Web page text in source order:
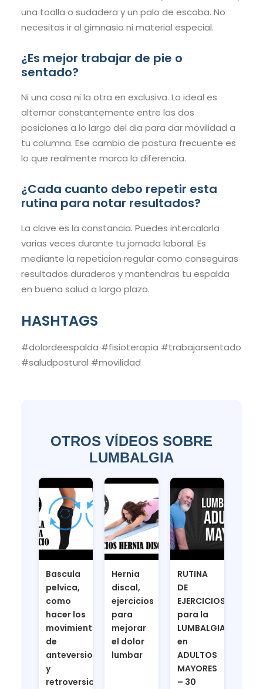
una toalla o sudadera y un palo de escoba. No
necesitas ir al gimnasio ni material especial.
¿Es mejor trabajar de pie o
sentado?
Ni una cosa ni la otra en exclusiva. Lo ideal es
alternar constantemente entre las dos
posiciones a lo largo del dia para dar movilidad a
tu columna. Ese cambio de postura frecuente es
lo que realmente marca la diferencia.
¿Cada cuanto debo repetir esta
rutina para notar resultados?
La clave es la constancia. Puedes intercalarla
varias veces durante tu jornada laboral. Es
mediante la repeticion regular como conseguiras
resultados duraderos y mantendras tu espalda
en buena salud a largo plazo.
HASHTAGS
#dolordeespalda #fisioterapia #trabajarsentado
#saludpostural #movilidad
OTROS VÍDEOS SOBRE
LUMBALGIA
Bascula
pelvica,
como
hacer los
movimientos
de
anteversion
y
retroversion
Hernia
discal,
ejercicios
para
mejorar
el dolor
lumbar
RUTINA
DE
EJERCICIOS
para la
LUMBALGIA
en
ADULTOS
MAYORES
– 30